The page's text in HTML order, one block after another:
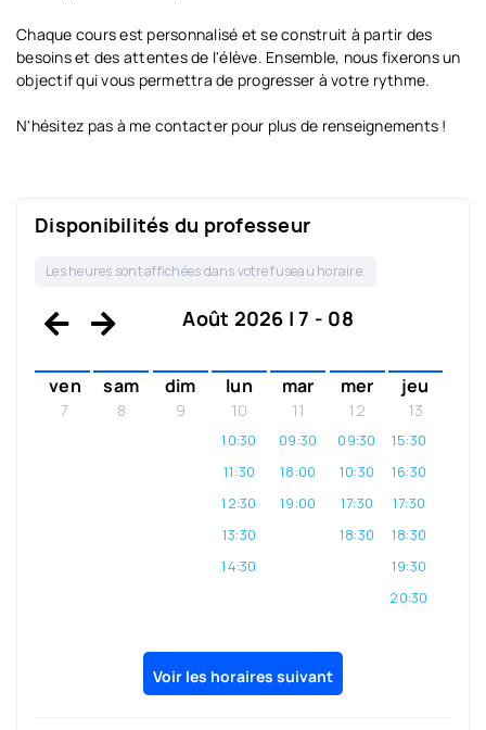
Chaque cours est personnalisé et se construit à partir des
besoins et des attentes de l'élève. Ensemble, nous fixerons un
objectif qui vous permettra de progresser à votre rythme.
N'hésitez pas à me contacter pour plus de renseignements !
Disponibilités du professeur
Les heures sont affichées dans votre fuseau horaire.
Août 2026 | 7 - 08
ven
7
sam
8
dim
9
lun
10
mar
11
mer
12
jeu
13
10:30
11:30
12:30
13:30
14:30
09:30
18:00
19:00
09:30
10:30
17:30
18:30
15:30
16:30
17:30
18:30
19:30
20:30
Voir les horaires suivant